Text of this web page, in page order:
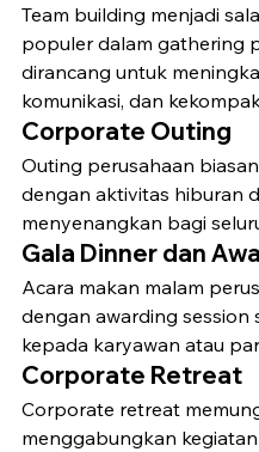
Team building menjadi
populer dalam gathering
dirancang untuk
komunikasi, dan
Corporate Outing
Outing perusahaan
dengan aktivitas hiburan
menyenangkan bagi
Gala Dinner dan
Acara makan malam
dengan awarding session
kepada karyawan atau
Corporate Retreat
Corporate retreat
menggabungkan